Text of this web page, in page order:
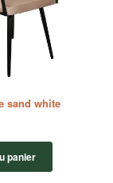
sand white
panier